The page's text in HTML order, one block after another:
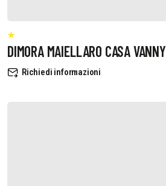
DIMORA MAIELLARO CASA VANNY
Richiedi informazioni